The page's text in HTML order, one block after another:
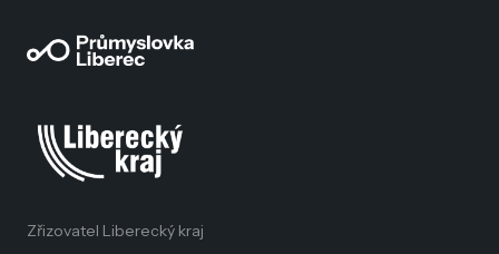
Zřizovatel Liberecký kraj